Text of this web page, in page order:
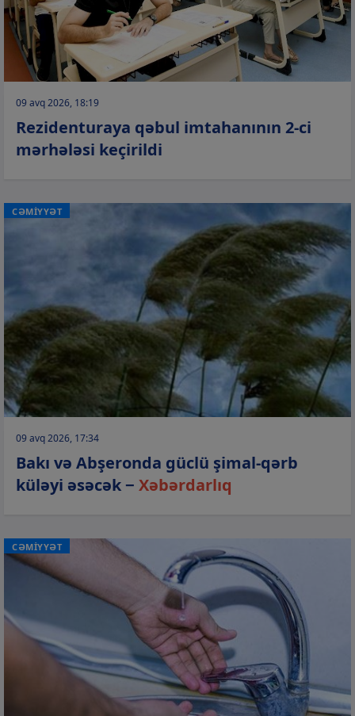
09 avq 2026, 18:19
Rezidenturaya qəbul imtahanının 2-ci
mərhələsi keçirildi
CƏMİYYƏT
09 avq 2026, 17:34
Bakı və Abşeronda güclü şimal-qərb
küləyi əsəcək − Xəbərdarlıq
CƏMİYYƏT